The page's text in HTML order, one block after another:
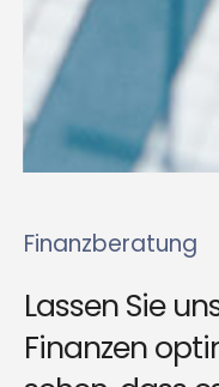
Finanzberatung
Lassen Sie
Finanzen